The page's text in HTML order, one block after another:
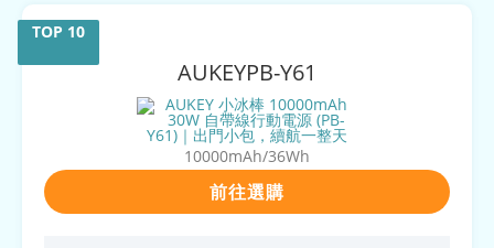
AUKEYPB-Y61
10000mAh/36Wh
前往選購